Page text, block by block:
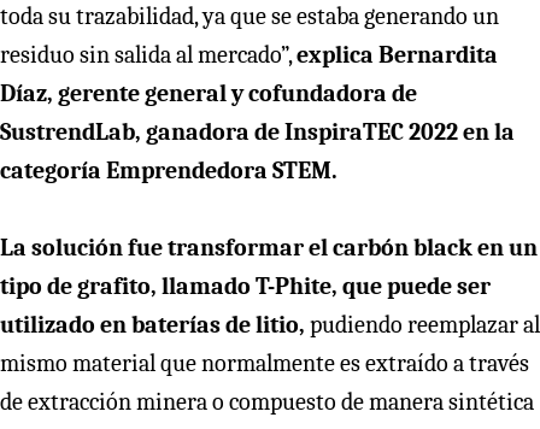
toda su trazabilidad, ya que se estaba generando un
residuo sin salida al mercado”,explica Bernardita
Díaz, gerente general y cofundadora de
SustrendLab, ganadora de InspiraTEC 2022 en la
categoría Emprendedora STEM.
La solución fue transformar el carbón black en un
tipo de grafito, llamado T-Phite, que puede ser
utilizado en baterías de litio, pudiendo reemplazar al
mismo material que normalmente es extraído a través
de extracción minera o compuesto de manera sintética